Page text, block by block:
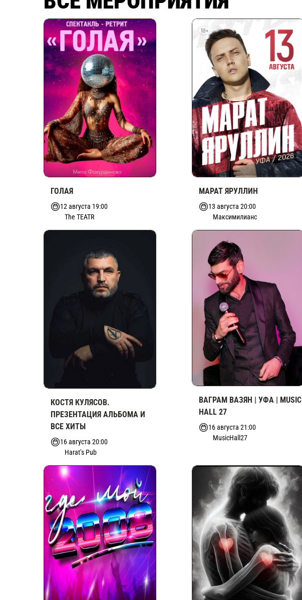
ГОЛАЯ
12 августа 19:00
The TEATR
МАРАТ ЯРУЛЛИН
13 августа 20:00
Максимилианс
КОСТЯ КУЛЯСОВ.
ПРЕЗЕНТАЦИЯ АЛЬБОМА И
ВСЕ ХИТЫ
16 августа 20:00
Harat’s Pub
ВАГРАМ ВАЗЯН | УФА | MUSIC
HALL 27
16 августа 21:00
MusicHall27